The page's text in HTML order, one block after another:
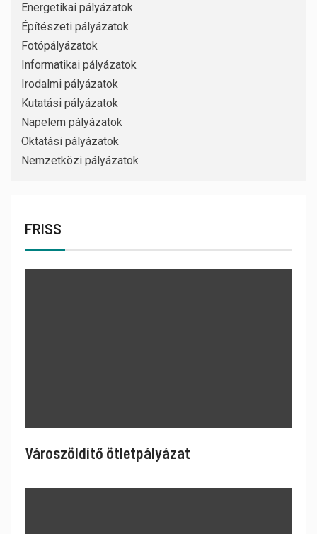
Energetikai pályázatok
Építészeti pályázatok
Fotópályázatok
Informatikai pályázatok
Irodalmi pályázatok
Kutatási pályázatok
Napelem pályázatok
Oktatási pályázatok
Nemzetközi pályázatok
FRISS
Városzöldítő ötletpályázat